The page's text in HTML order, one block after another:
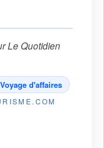
Le Quotidien
Voyage d'affaires